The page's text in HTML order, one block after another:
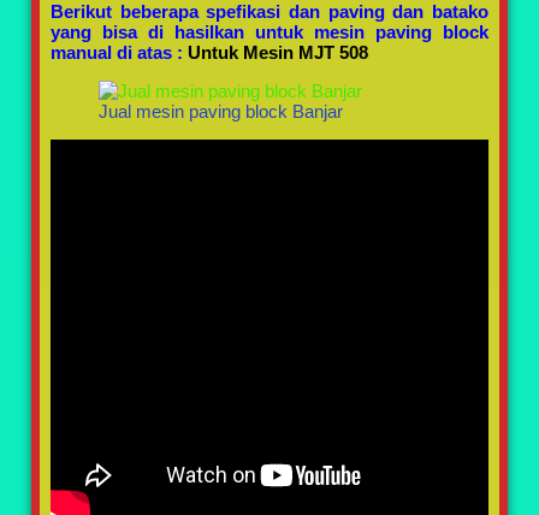
Berikut beberapa spefikasi dan paving dan batako
yang bisa di hasilkan untuk mesin paving block
manual di atas : Untuk Mesin MJT 508
Jual mesin paving block Banjar